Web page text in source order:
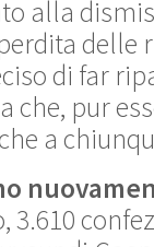
alla
delle
di far
che, pur
a
3.610